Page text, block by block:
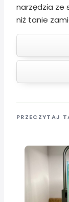
narzędzia ze
niż tanie
PRZECZYTAJ